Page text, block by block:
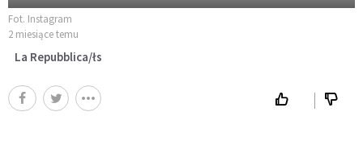
Fot. Instagram
2 miesiące temu
La Repubblica/łs